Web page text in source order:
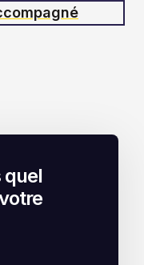
quel